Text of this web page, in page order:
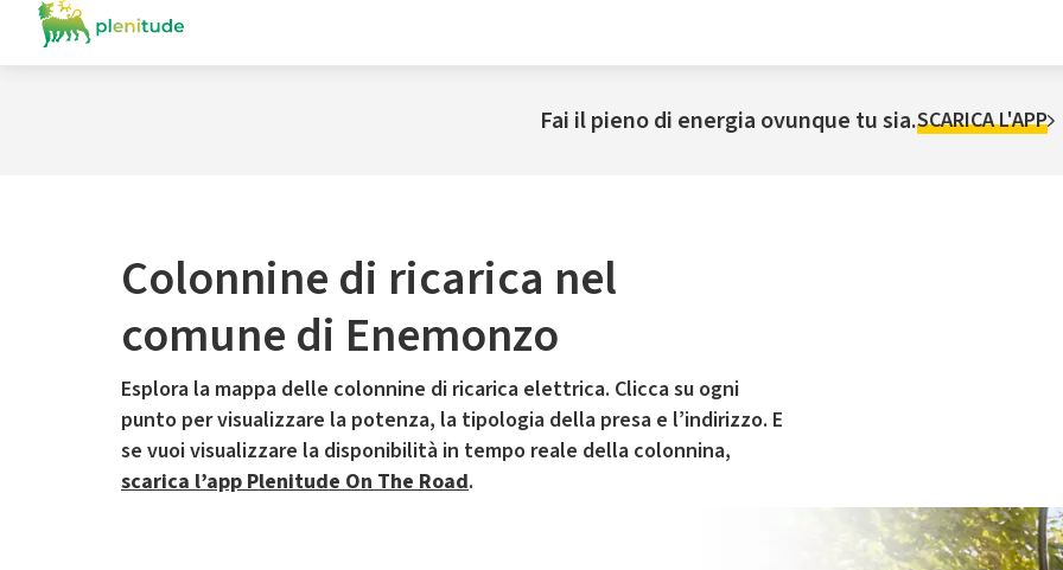
Fai il pieno di energia ovunque tu sia.SCARICA L'APP
Colonnine di ricarica nel
comune di Enemonzo
Esplora la mappa delle colonnine di ricarica elettrica. Clicca su ogni
punto per visualizzare la potenza, la tipologia della presa e l’indirizzo. E
se vuoi visualizzare la disponibilità in tempo reale della colonnina,
scarica l’app Plenitude On The Road.